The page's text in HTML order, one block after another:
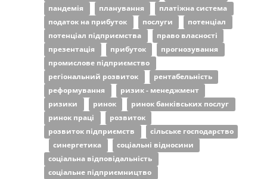
пандемія
планування
платіжна система
податок на прибуток
послуги
потенціал
потенціал підприємства
право власності
презентація
прибуток
прогнозування
промислове підприємство
регіональний розвиток
рентабельність
реформування
ризик - менеджмент
ризики
ринок
ринок банківських послуг
ринок праці
розвиток
розвиток підприємств
сільське господарство
синергетика
соціальні відносини
соціальна відповідальність
соціальне підприємництво